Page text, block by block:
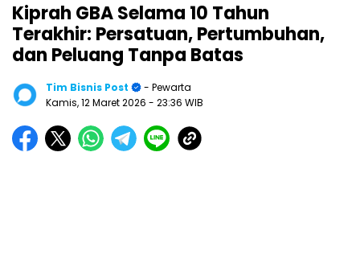
Kiprah GBA Selama 10 Tahun
Terakhir: Persatuan, Pertumbuhan,
dan Peluang Tanpa Batas
Tim Bisnis Post
- Pewarta
Kamis, 12 Maret 2026 - 23:36 WIB